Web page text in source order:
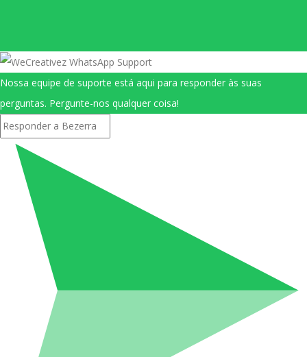
Nossa equipe de suporte está aqui para responder às suas
perguntas. Pergunte-nos qualquer coisa!